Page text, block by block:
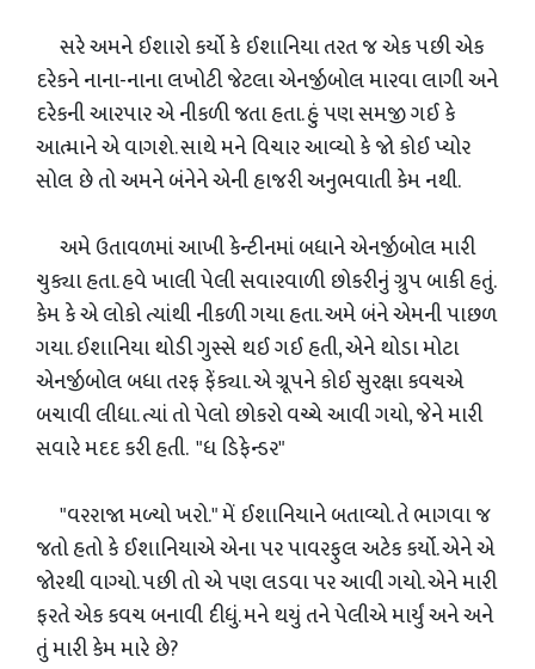
સરે અમને ઈશારો કર્યો કે ઈશાનિયા તરત જ એક પછી એક
દરેકને નાના-નાના લખોટી જેટલા એનર્જીબોલ મારવા લાગી અને
દરેકની આરપાર એ નીકળી જતા હતા. હું પણ સમજી ગઈ કે
આત્માને એ વાગશે. સાથે મને વિચાર આવ્યો કે જો કોઈ પ્યોર
સોલ છે તો અમને બંનેને એની હાજરી અનુભવાતી કેમ નથી.
અમે ઉતાવળમાં આખી કેન્ટીનમાં બધાને એનર્જીબોલ મારી
ચુક્યા હતા. હવે ખાલી પેલી સવારવાળી છોકરીનું ગ્રુપ બાકી હતું.
કેમ કે એ લોકો ત્યાંથી નીકળી ગયા હતા. અમે બંને એમની પાછળ
ગયા. ઈશાનિયા થોડી ગુસ્સે થઈ ગઈ હતી, એને થોડા મોટા
એનર્જીબોલ બધા તરફ ફેંક્યા. એ ગ્રૂપને કોઈ સુરક્ષા કવચએ
બચાવી લીધા. ત્યાં તો પેલો છોકરો વચ્ચે આવી ગયો, જેને મારી
સવારે મદદ કરી હતી. "ધ ડિફેન્ડર"
"વરરાજા મળ્યો ખરો." મેં ઈશાનિયાને બતાવ્યો. તે ભાગવા જ
જતો હતો કે ઈશાનિયાએ એના પર પાવરફુલ અટેક કર્યો. એને એ
જોરથી વાગ્યો. પછી તો એ પણ લડવા પર આવી ગયો. એને મારી
ફરતે એક કવચ બનાવી દીધું. મને થયું તને પેલીએ માર્યું અને અને
તું મારી કેમ મારે છે?